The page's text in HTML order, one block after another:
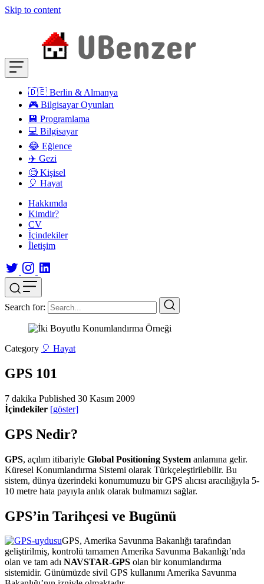
Skip to content
🇩🇪 Berlin & Almanya
🎮 Bilgisayar Oyunları
💾 Programlama
💻 Bilgisayar
😂 Eğlence
✈️ Gezi
🧐 Kişisel
🎈 Hayat
Hakkımda
Kimdir?
CV
İçindekiler
İletişim
Search for:
Category 🎈 Hayat
GPS 101
7 dakika Published 30 Kasım 2009
İçindekiler [göster]
GPS Nedir?
GPS, açılım itibariyle Global Positioning System anlamına gelir.
Küresel Konumlandırma Sistemi olarak Türkçeleştirilebilir. Bu
sistem, dünya üzerindeki konumumuzu bir GPS alıcısı aracılığıyla 5-
10 metre hata payıyla anlık olarak bulmamızı sağlar.
GPS’in Tarihçesi ve Bugünü
GPS, Amerika Savunma Bakanlığı tarafından
geliştirilmiş, kontrolü tamamen Amerika Savunma Bakanlığı’nda
olan ve tam adı NAVSTAR-GPS olan bir konumlandırma
sistemidir. Günümüzde sivil GPS kullanımı Amerika Savunma